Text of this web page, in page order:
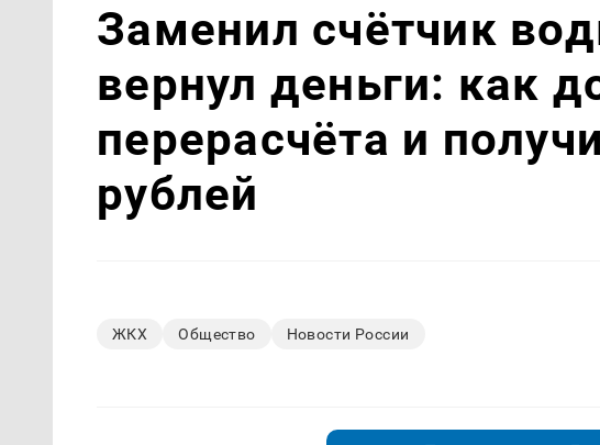
Заменил счётчик
вернул деньги: как
перерасчёта и
рублей
ЖКХ Общество Новости России